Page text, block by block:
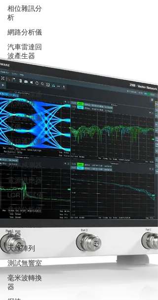
相位雜訊分
析
網路分析儀
汽車雷達回
波產生器
無線網路模
擬器
寬頻無線通
訊測試儀
無線通訊測
試儀
射頻通訊測
試儀
功率感測器
電源供應器
LCR 測試儀
音頻分析儀
生器
天線陣列
測試無響室
毫米波轉換
器